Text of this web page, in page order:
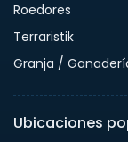
Roedores
Terraristik
Granja /
Ubicaciones